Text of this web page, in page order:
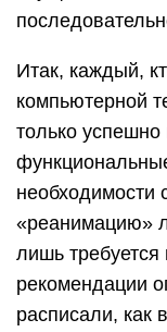
Итак, каждый,
компьютерной
только успешно
необходимости
«реанимацию»
лишь требуется
рекомендации
расписали, как